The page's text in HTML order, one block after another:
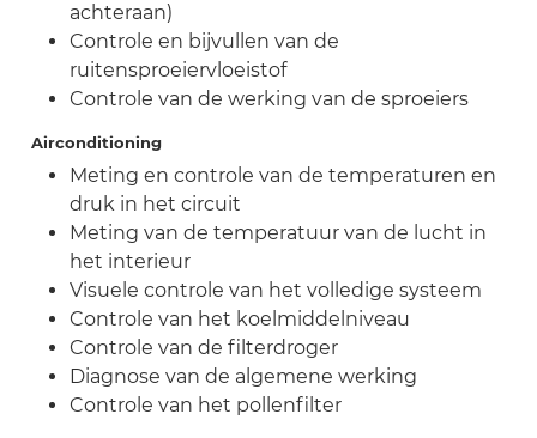
achteraan)
Controle en bijvullen van de
ruitensproeiervloeistof
Controle van de werking van de sproeiers
Airconditioning
Meting en controle van de temperaturen en
druk in het circuit
Meting van de temperatuur van de lucht in
het interieur
Visuele controle van het volledige systeem
Controle van het koelmiddelniveau
Controle van de filterdroger
Diagnose van de algemene werking
Controle van het pollenfilter